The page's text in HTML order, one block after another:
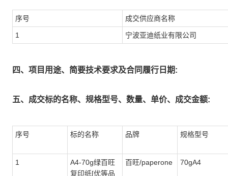
序号 成交供应商名称
1 宁波亚迪纸业有限公司
四、项目用途、简要技术要求及合同履行日期:
五、成交标的名称、规格型号、数量、单价、成交金额:
序号 标的名称 品牌 规格型号
1
A4-70g绿百旺
复印纸[优等品
百旺/paperone 70gA4